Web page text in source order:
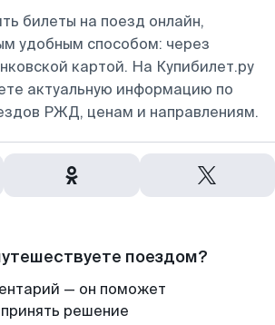
билеты на поезд онлайн,
удобным способом: через
картой. На Купибилет.ру
актуальную информацию по
РЖД, ценам и направлениям.
поездом?
— он поможет
решение